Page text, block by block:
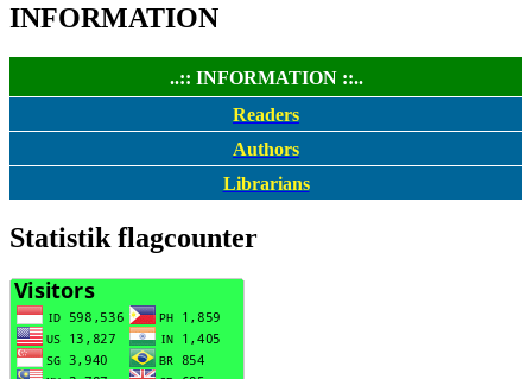
INFORMATION
..:: INFORMATION ::..
Readers
Authors
Librarians
Statistik flagcounter